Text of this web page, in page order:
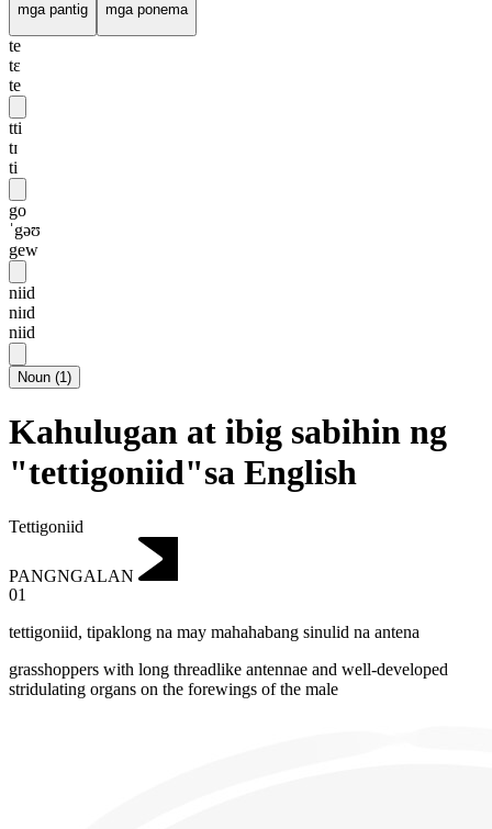
mga pantig mga ponema
te
tɛ
te
tti
tɪ
ti
go
ˈgəʊ
gew
niid
niɪd
niid
Noun (1)
Kahulugan at ibig sabihin ng
"tettigoniid"sa English
Tettigoniid
PANGNGALAN
01
tettigoniid, tipaklong na may mahahabang sinulid na antena
grasshoppers with long threadlike antennae and well-developed
stridulating organs on the forewings of the male